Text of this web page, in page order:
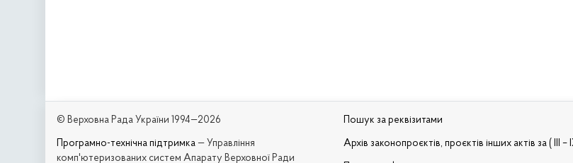
© Верховна Рада України 1994—2026
Програмно-технічна підтримка — Управління
комп'ютеризованих систем Апарату Верховної Ради
Пошук за реквізитами
Архів законопроєктів, проєктів інших актів за ( III –